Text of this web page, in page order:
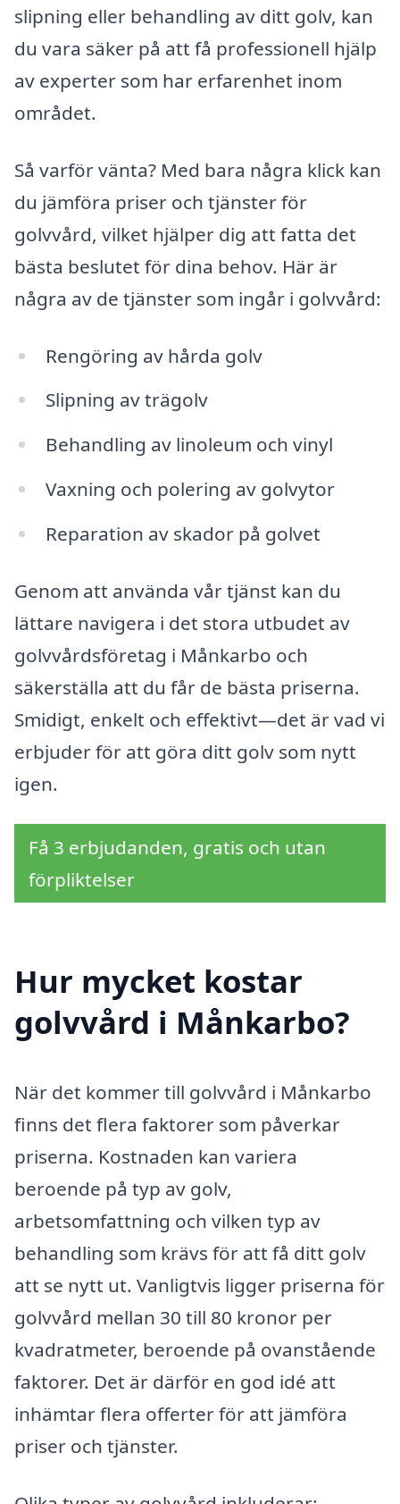
slipning eller behandling av ditt golv, kan
du vara säker på att få professionell hjälp
av experter som har erfarenhet inom
området.
Så varför vänta? Med bara några klick kan
du jämföra priser och tjänster för
golvvård, vilket hjälper dig att fatta det
bästa beslutet för dina behov. Här är
några av de tjänster som ingår i golvvård:
Rengöring av hårda golv
Slipning av trägolv
Behandling av linoleum och vinyl
Vaxning och polering av golvytor
Reparation av skador på golvet
Genom att använda vår tjänst kan du
lättare navigera i det stora utbudet av
golvvårdsföretag i Månkarbo och
säkerställa att du får de bästa priserna.
Smidigt, enkelt och effektivt—det är vad vi
erbjuder för att göra ditt golv som nytt
igen.
Få 3 erbjudanden, gratis och utan
förpliktelser
Hur mycket kostar
golvvård i Månkarbo?
När det kommer till golvvård i Månkarbo
finns det flera faktorer som påverkar
priserna. Kostnaden kan variera
beroende på typ av golv,
arbetsomfattning och vilken typ av
behandling som krävs för att få ditt golv
att se nytt ut. Vanligtvis ligger priserna för
golvvård mellan 30 till 80 kronor per
kvadratmeter, beroende på ovanstående
faktorer. Det är därför en god idé att
inhämtar flera offerter för att jämföra
priser och tjänster.